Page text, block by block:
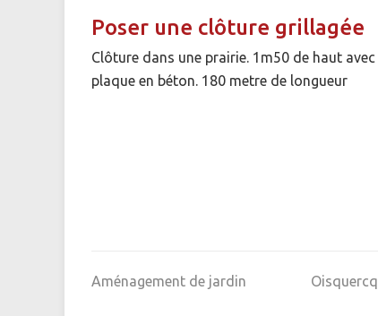
Poser une clôture grillagée
Clôture dans une prairie. 1m50 de haut avec
plaque en béton. 180 metre de longueur
Aménagement de jardin Oisquercq